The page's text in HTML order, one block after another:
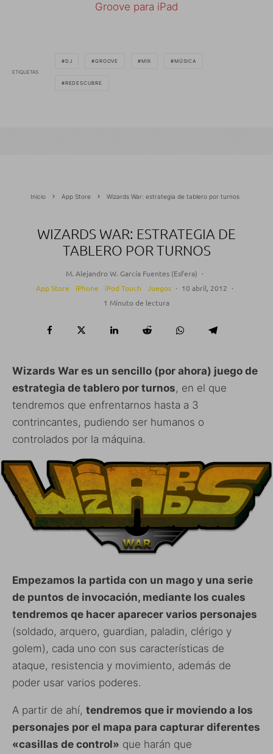
Groove para iPad
ETIQUETAS
DJ GROOVE MIX MÚSICA
REDESCUBRE
Inicio App Store Wizards War: estrategia de tablero por turnos
WIZARDS WAR: ESTRATEGIA DE
TABLERO POR TURNOS
M. Alejandro W. García Fuentes (Esfera) ·
App Store
iPhone iPod Touch Juegos · 10 abril, 2012 ·
1 Minuto de lectura
Wizards War es un sencillo (por ahora) juego de
estrategia de tablero por turnos, en el que
tendremos que enfrentarnos hasta a 3
contrincantes, pudiendo ser humanos o
controlados por la máquina.
Empezamos la partida con un mago y una serie
de puntos de invocación, mediante los cuales
tendremos qe hacer aparecer varios personajes
(soldado, arquero, guardian, paladin, clérigo y
golem), cada uno con sus características de
ataque, resistencia y movimiento, además de
poder usar varios poderes.
A partir de ahí, tendremos que ir moviendo a los
personajes por el mapa para capturar diferentes
«casillas de control» que harán que